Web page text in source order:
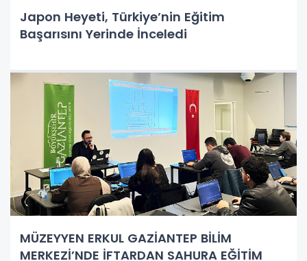
Japon Heyeti, Türkiye’nin Eğitim
Başarısını Yerinde İnceledi
MÜZEYYEN ERKUL GAZİANTEP BİLİM
MERKEZİ’NDE İFTARDAN SAHURA EĞİTİM